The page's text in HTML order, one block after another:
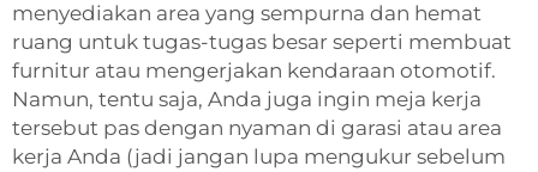
menyediakan area yang sempurna dan hemat
ruang untuk tugas-tugas besar seperti membuat
furnitur atau mengerjakan kendaraan otomotif.
Namun, tentu saja, Anda juga ingin meja kerja
tersebut pas dengan nyaman di garasi atau area
kerja Anda (jadi jangan lupa mengukur sebelum